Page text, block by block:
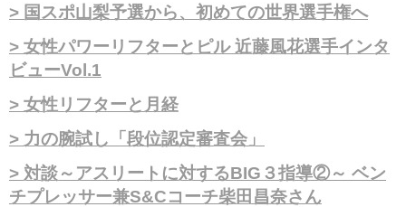
国スポ山梨予選から、初めての世界選手権へ
女性パワーリフターとピル 近藤風花選手インタ
ビューVol.1
女性リフターと月経
力の腕試し「段位認定審査会」
対談～アスリートに対するBIG３指導②～ ベン
チプレッサー兼S&Cコーチ柴田昌奈さん